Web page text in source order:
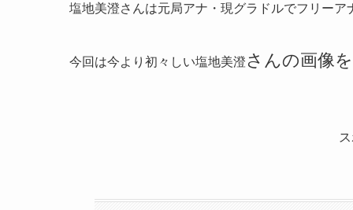
塩地美澄さんは元局アナ・現グラドルでフリー
今回は今より初々しい塩地美澄 さんの画像